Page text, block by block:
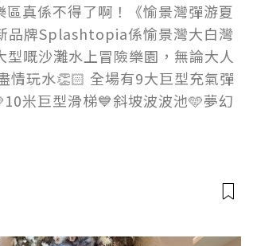
真係不得了啊！《愉景灣彈游夏
品牌Splashtopia係愉景灣大白灣
嘅沙灘水上冒險樂園，無論大人
情玩水👏🏻 全場有9大巨型充氣彈
米巨型滑梯💙斜坡波波池🩵夢幻